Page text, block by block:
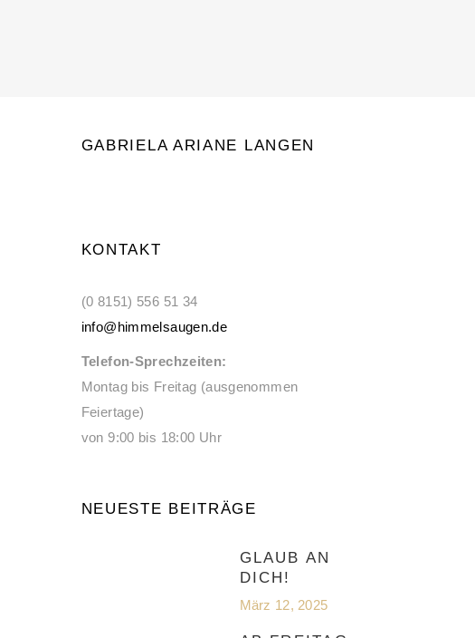
GABRIELA ARIANE LANGEN
KONTAKT
(0 8151) 556 51 34
info@himmelsaugen.de
Telefon-Sprechzeiten:
Montag bis Freitag (ausgenommen
Feiertage)
von 9:00 bis 18:00 Uhr
NEUESTE BEITRÄGE
GLAUB AN
DICH!
März 12, 2025